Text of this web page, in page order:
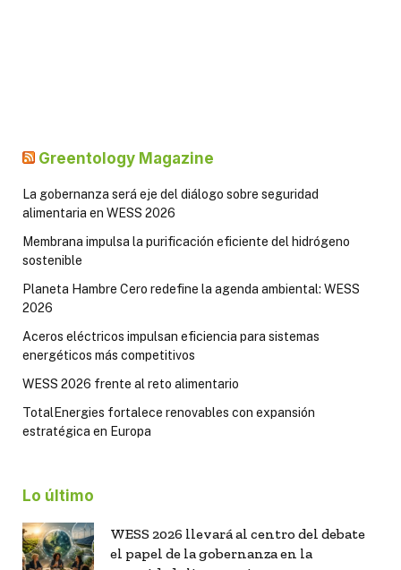
Greentology Magazine
La gobernanza será eje del diálogo sobre seguridad
alimentaria en WESS 2026
Membrana impulsa la purificación eficiente del hidrógeno
sostenible
Planeta Hambre Cero redefine la agenda ambiental: WESS
2026
Aceros eléctricos impulsan eficiencia para sistemas
energéticos más competitivos
WESS 2026 frente al reto alimentario
TotalEnergies fortalece renovables con expansión
estratégica en Europa
Lo último
WESS 2026 llevará al centro del debate
el papel de la gobernanza en la